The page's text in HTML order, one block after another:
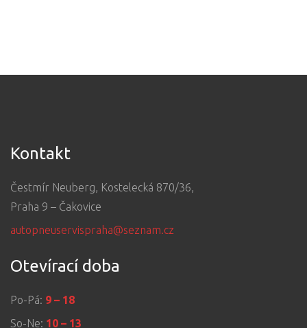
Kontakt
Čestmír Neuberg, Kostelecká 870/36,
Praha 9 – Čakovice
autopneuservispraha@seznam.cz
Otevírací doba
Po-Pá: 9 – 18
So-Ne: 10 – 13